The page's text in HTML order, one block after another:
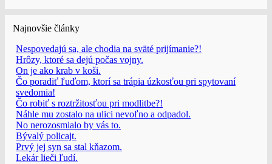
Najnovšie články
Nespovedajú sa, ale chodia na sväté prijímanie?!
Hrôzy, ktoré sa dejú počas vojny.
On je ako krab v koši.
Čo poradiť ľuďom, ktorí sa trápia úzkosťou pri spytovaní
svedomia!
Čo robiť s roztržitosťou pri modlitbe?!
Náhle mu zostalo na ulici nevoľno a odpadol.
No nerozosmialo by vás to.
Bývalý policajt.
Prvý jej syn sa stal kňazom.
Lekár lieči ľudí.